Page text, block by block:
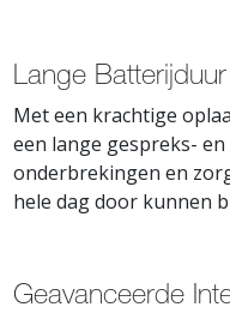
Lange Batterijduur
Met een krachtige
een lange gespreks-
onderbrekingen en
hele dag door kunnen
Geavanceerde